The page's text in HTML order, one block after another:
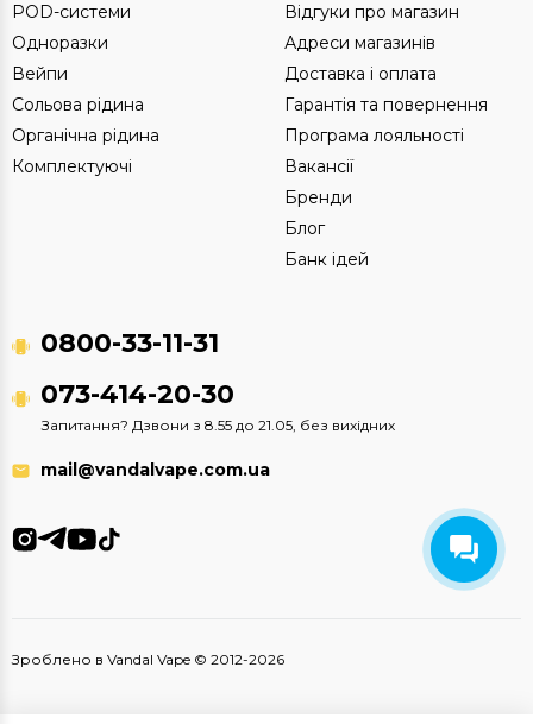
POD-системи
Одноразки
Вейпи
Сольова рідина
Органічна рідина
Комплектуючі
Відгуки про магазин
Адреси магазинів
Доставка і оплата
Гарантія та повернення
Програма лояльності
Вакансії
Бренди
Блог
Банк ідей
0800-33-11-31
073-414-20-30
Запитання? Дзвони з 8.55 до 21.05, без вихідних
mail@vandalvape.com.ua
Зроблено в Vandal Vape © 2012-2026